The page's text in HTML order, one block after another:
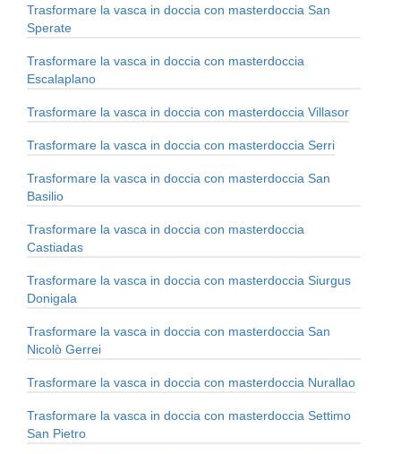
Trasformare la vasca in doccia con masterdoccia San
Sperate
Trasformare la vasca in doccia con masterdoccia
Escalaplano
Trasformare la vasca in doccia con masterdoccia Villasor
Trasformare la vasca in doccia con masterdoccia Serri
Trasformare la vasca in doccia con masterdoccia San
Basilio
Trasformare la vasca in doccia con masterdoccia
Castiadas
Trasformare la vasca in doccia con masterdoccia Siurgus
Donigala
Trasformare la vasca in doccia con masterdoccia San
Nicolò Gerrei
Trasformare la vasca in doccia con masterdoccia Nurallao
Trasformare la vasca in doccia con masterdoccia Settimo
San Pietro